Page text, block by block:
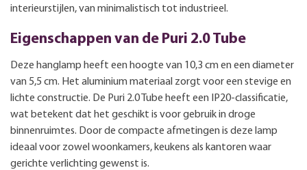
interieurstijlen, van minimalistisch tot industrieel.
Eigenschappen van de Puri 2.0 Tube
Deze hanglamp heeft een hoogte van 10,3 cm en een diameter
van 5,5 cm. Het aluminium materiaal zorgt voor een stevige en
lichte constructie. De Puri 2.0 Tube heeft een IP20-classificatie,
wat betekent dat het geschikt is voor gebruik in droge
binnenruimtes. Door de compacte afmetingen is deze lamp
ideaal voor zowel woonkamers, keukens als kantoren waar
gerichte verlichting gewenst is.